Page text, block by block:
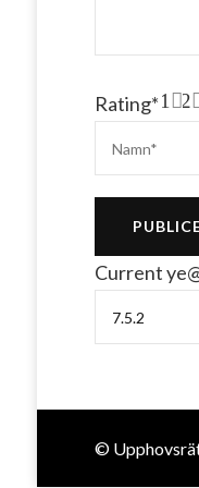
Rating* 2
1
Current
©